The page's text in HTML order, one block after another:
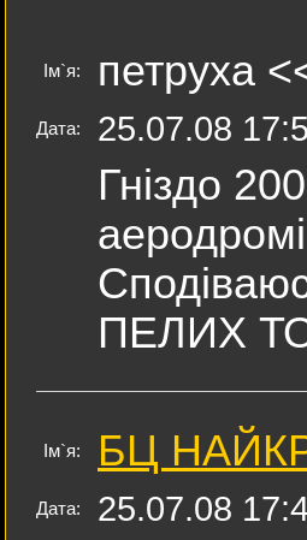
Ім`я: петруха
Дата: 25.07.08
Гніздо
ПЕЛИХ
Ім`я: БЦ
Дата: 25.07.08